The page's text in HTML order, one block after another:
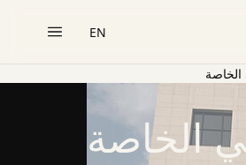
EN
الخاصة
الخاصة